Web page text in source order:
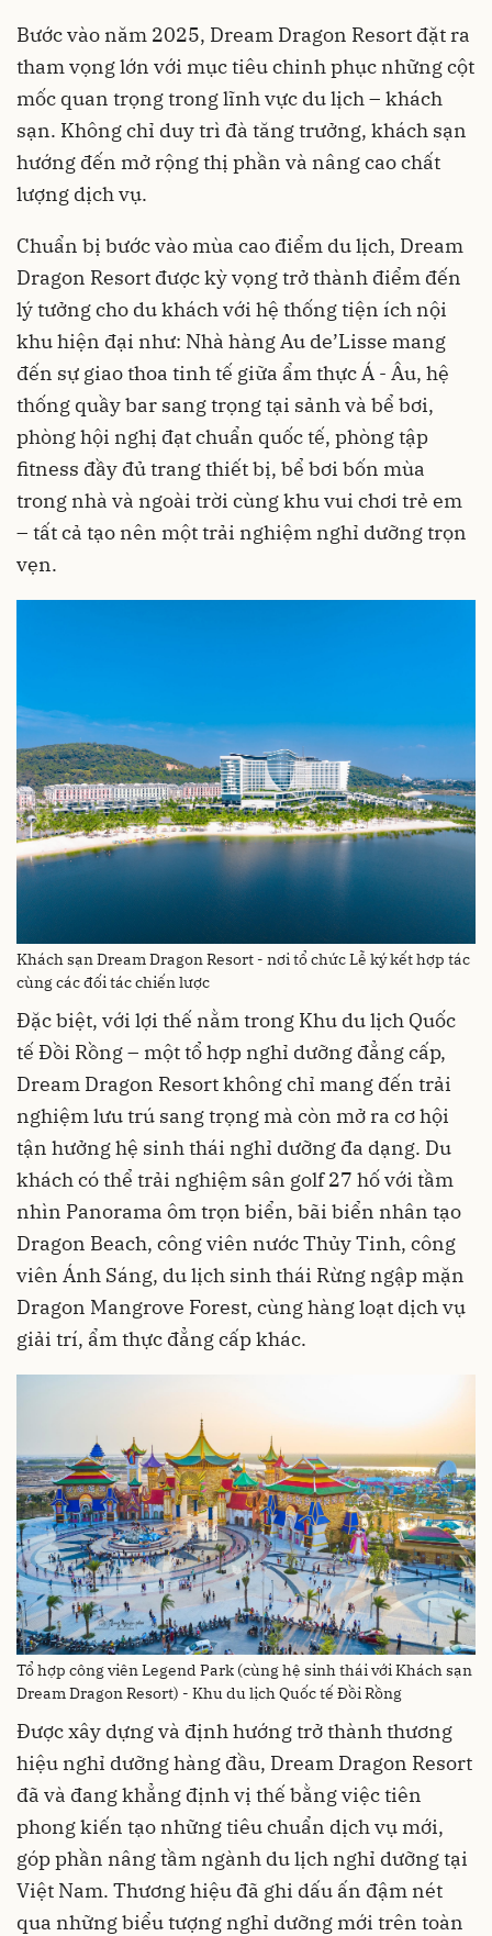
Bước vào năm 2025, Dream Dragon Resort đặt ra
tham vọng lớn với mục tiêu chinh phục những cột
mốc quan trọng trong lĩnh vực du lịch – khách
sạn. Không chỉ duy trì đà tăng trưởng, khách sạn
hướng đến mở rộng thị phần và nâng cao chất
lượng dịch vụ.
Chuẩn bị bước vào mùa cao điểm du lịch, Dream
Dragon Resort được kỳ vọng trở thành điểm đến
lý tưởng cho du khách với hệ thống tiện ích nội
khu hiện đại như: Nhà hàng Au de’Lisse mang
đến sự giao thoa tinh tế giữa ẩm thực Á - Âu, hệ
thống quầy bar sang trọng tại sảnh và bể bơi,
phòng hội nghị đạt chuẩn quốc tế, phòng tập
fitness đầy đủ trang thiết bị, bể bơi bốn mùa
trong nhà và ngoài trời cùng khu vui chơi trẻ em
– tất cả tạo nên một trải nghiệm nghỉ dưỡng trọn
vẹn.
Khách sạn Dream Dragon Resort - nơi tổ chức Lễ ký kết hợp tác
cùng các đối tác chiến lược
Đặc biệt, với lợi thế nằm trong Khu du lịch Quốc
tế Đồi Rồng – một tổ hợp nghỉ dưỡng đẳng cấp,
Dream Dragon Resort không chỉ mang đến trải
nghiệm lưu trú sang trọng mà còn mở ra cơ hội
tận hưởng hệ sinh thái nghỉ dưỡng đa dạng. Du
khách có thể trải nghiệm sân golf 27 hố với tầm
nhìn Panorama ôm trọn biển, bãi biển nhân tạo
Dragon Beach, công viên nước Thủy Tinh, công
viên Ánh Sáng, du lịch sinh thái Rừng ngập mặn
Dragon Mangrove Forest, cùng hàng loạt dịch vụ
giải trí, ẩm thực đẳng cấp khác.
Tổ hợp công viên Legend Park (cùng hệ sinh thái với Khách sạn
Dream Dragon Resort) - Khu du lịch Quốc tế Đồi Rồng
Được xây dựng và định hướng trở thành thương
hiệu nghỉ dưỡng hàng đầu, Dream Dragon Resort
đã và đang khẳng định vị thế bằng việc tiên
phong kiến tạo những tiêu chuẩn dịch vụ mới,
góp phần nâng tầm ngành du lịch nghỉ dưỡng tại
Việt Nam. Thương hiệu đã ghi dấu ấn đậm nét
qua những biểu tượng nghỉ dưỡng mới trên toàn